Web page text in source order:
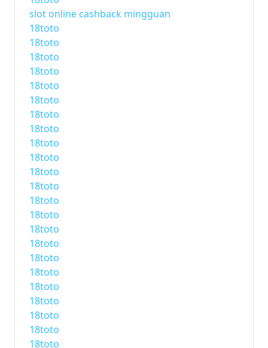
slot online cashback mingguan
18toto
18toto
18toto
18toto
18toto
18toto
18toto
18toto
18toto
18toto
18toto
18toto
18toto
18toto
18toto
18toto
18toto
18toto
18toto
18toto
18toto
18toto
18toto